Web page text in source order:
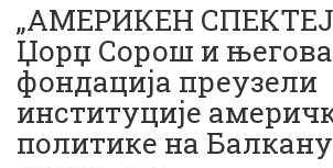
„АМЕРИКЕН
Џорџ Сорош и његова
фондација преузели
институције
политике на Балкану